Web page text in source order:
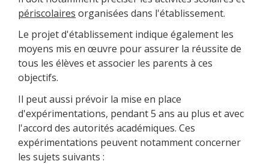
périscolaires organisées dans l'établissement.
Le projet d'établissement indique également les
moyens mis en œuvre pour assurer la réussite de
tous les élèves et associer les parents à ces
objectifs.
Il peut aussi prévoir la mise en place
d'expérimentations, pendant 5 ans au plus et avec
l'accord des autorités académiques. Ces
expérimentations peuvent notamment concerner
les sujets suivants :